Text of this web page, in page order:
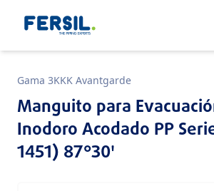
Gama 3KKK Avantgarde
Manguito para
Inodoro Acodado PP
1451) 87°30'